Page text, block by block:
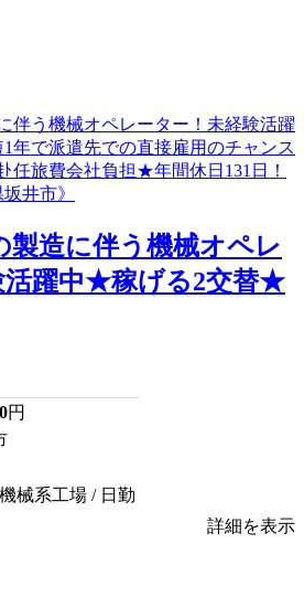
製造に伴う機械オペレ
活躍中★稼げる2交替★
円
械系工場 / 日勤
詳細を表示